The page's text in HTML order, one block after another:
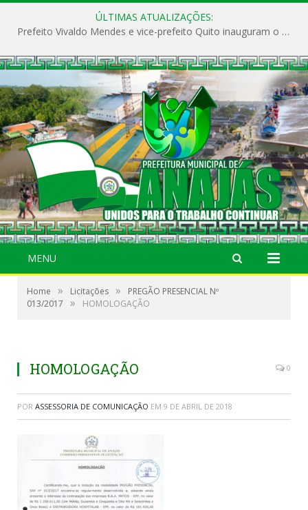
ÚLTIMAS ATUALIZAÇÕES:
Prefeito Vivaldo Mendes e vice-prefeito Quito inauguram o CAPS e fortalecem a saúde pública em Anajás.
MENU
Home » Licitações »
PREGÃO PRESENCIAL Nº
013/2017
» HOMOLOGAÇÃO
HOMOLOGAÇÃO 0
POR ASSESSORIA DE COMUNICAÇÃO EM 9 DE ABRIL DE 2018